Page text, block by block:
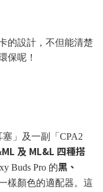
的設計，不但能清楚
保呢！
」及一副「CPA2
及 ML&L 四種搭
Buds Pro 的黑、
樣顏色的適配器。這